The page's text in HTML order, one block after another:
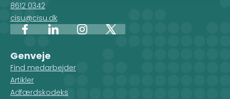
8612 0342
cisu@cisu.dk
FacebookLinkedInInstagram
X
Genveje
Find medarbejder
Artikler
Adfærdskodeks